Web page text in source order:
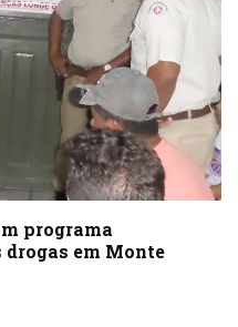
programa
drogas em Monte